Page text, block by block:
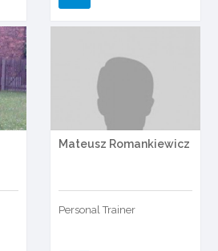
Mateusz Romankiewicz
Personal Trainer